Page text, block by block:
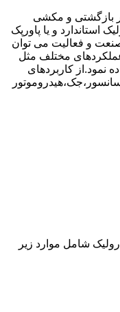
بازگشتی و مکشی
و یا پاورپک
و فعالیت می توان
عملکردهای مختلف مثل
نمود.از کاربردهای
شامل موارد زیر